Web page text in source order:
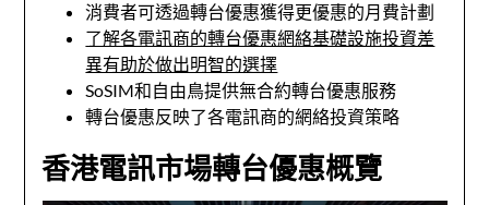
消費者可透過轉台優惠獲得更優惠的月費計劃
了解各電訊商的轉台優惠網絡基礎設施投資差
異有助於做出明智的選擇
SoSIM和自由鳥提供無合約轉台優惠服務
轉台優惠反映了各電訊商的網絡投資策略
香港電訊市場轉台優惠概覽